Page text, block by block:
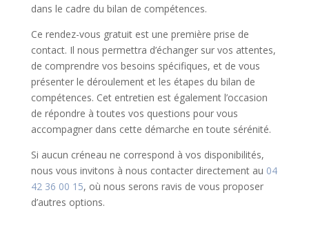
dans le cadre du bilan de compétences.
Ce rendez-vous gratuit est une première prise de
contact. Il nous permettra d’échanger sur vos attentes,
de comprendre vos besoins spécifiques, et de vous
présenter le déroulement et les étapes du bilan de
compétences. Cet entretien est également l’occasion
de répondre à toutes vos questions pour vous
accompagner dans cette démarche en toute sérénité.
Si aucun créneau ne correspond à vos disponibilités,
nous vous invitons à nous contacter directement au 04
42 36 00 15, où nous serons ravis de vous proposer
d’autres options.